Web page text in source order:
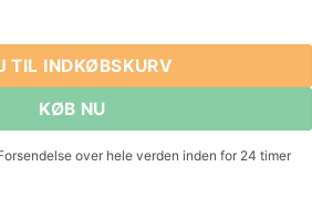
Disc Magnets N52 Stærke Rare
TIL INDKØBSKURV
KØB NU
over hele verden inden for 24 timer